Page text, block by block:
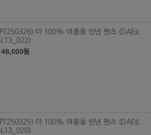
마 100% 여름용 린넨 팬츠 (DAEIL
원
마 100% 여름용 린넨 팬츠 (DAEIL